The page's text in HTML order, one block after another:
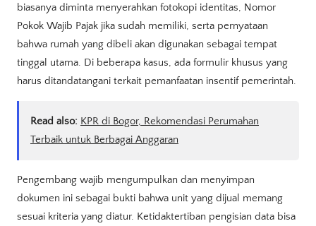
biasanya diminta menyerahkan fotokopi identitas, Nomor
Pokok Wajib Pajak jika sudah memiliki, serta pernyataan
bahwa rumah yang dibeli akan digunakan sebagai tempat
tinggal utama. Di beberapa kasus, ada formulir khusus yang
harus ditandatangani terkait pemanfaatan insentif pemerintah.
Read also: KPR di Bogor, Rekomendasi Perumahan
Terbaik untuk Berbagai Anggaran
Pengembang wajib mengumpulkan dan menyimpan
dokumen ini sebagai bukti bahwa unit yang dijual memang
sesuai kriteria yang diatur. Ketidaktertiban pengisian data bisa